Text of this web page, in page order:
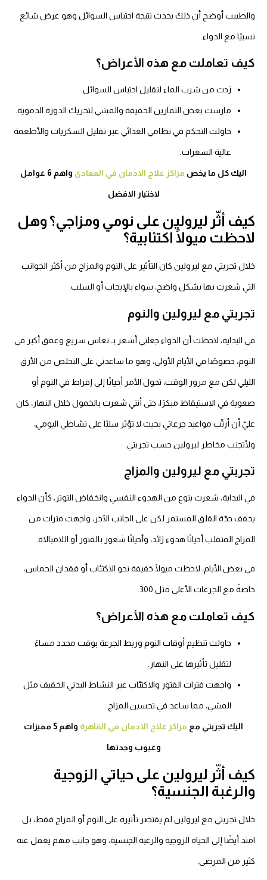
أوضح أن ذلك يحدث نتيجة احتباس السوائل وهو عرض شائع
مع الدواء.
تعاملت مع هذه الأعراض؟
زدت من شرب الماء لتقليل احتباس السوائل.
مارست بعض التمارين الخفيفة والمشي لتحريك الدورة الدموية.
حاولت التحكم في نظامي الغذائي عبر تقليل السكريات والأطعمة
عالية السعرات.
اليك كل ما يخصمراكز علاج الادمان في المعادى واهم 6 عوامل
لاختيار الافضل
أثّر ليرولين على نومي ومزاجي؟ وهل
ميولًا اكتئابية؟
تجربتي مع ليرولين كان التأثير على النوم والمزاج من أكثر الجوانب
شعرت بها بشكل واضح، سواء بالإيجاب أو السلب.
مع ليرولين والنوم
البداية، لاحظت أن الدواء جعلني أشعر بـ نعاس سريع وعمق أكبر في
خصوصًا في الأيام الأولى، وهو ما ساعدني على التخلص من الأرق
لكن مع مرور الوقت، تحول الأمر أحيانًا إلى إفراط في النوم أو
في الاستيقاظ مبكرًا، حتى أنني شعرت بالخمول خلال النهار، كان
أن أرتّب مواعيد جرعاتي بحيث لا تؤثر سلبًا على نشاطي اليومي،
مخاطر ليرولين حسب تجربتي.
مع ليرولين والمزاج
البداية، شعرت بنوع من الهدوء النفسي وانخفاض التوتر، كأن الدواء
حدّة القلق المستمر لكن على الجانب الآخر، واجهت فترات من
المتقلب أحيانًا هدوء زائد، وأحيانًا شعور بالفتور أو اللامبالاة.
بعض الأيام، لاحظت ميولًا خفيفة نحو الاكتئاب أو فقدان الحماس،
مع الجرعات الأعلى مثل 300.
تعاملت مع هذه الأعراض؟
حاولت تنظيم أوقات النوم وربط الجرعة بوقت محدد مساءً
لتقليل تأثيرها على النهار.
واجهت فترات الفتور والاكتئاب عبر النشاط البدني الخفيف مثل
المشي، مما ساعد في تحسين المزاج.
اليك تجربتي مع مراكز علاج الادمان في القاهرة واهم 5 مميزات
وعيوب وجدتها
أثّر ليرولين على حياتي الزوجية
الجنسية؟
تجربتي مع ليرولين لم يقتصر تأثيره على النوم أو المزاج فقط، بل
أيضًا إلى الحياة الزوجية والرغبة الجنسية، وهو جانب مهم يغفل عنه
من المرضى.